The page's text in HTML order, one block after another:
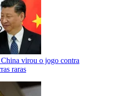
virou o jogo contra
raras